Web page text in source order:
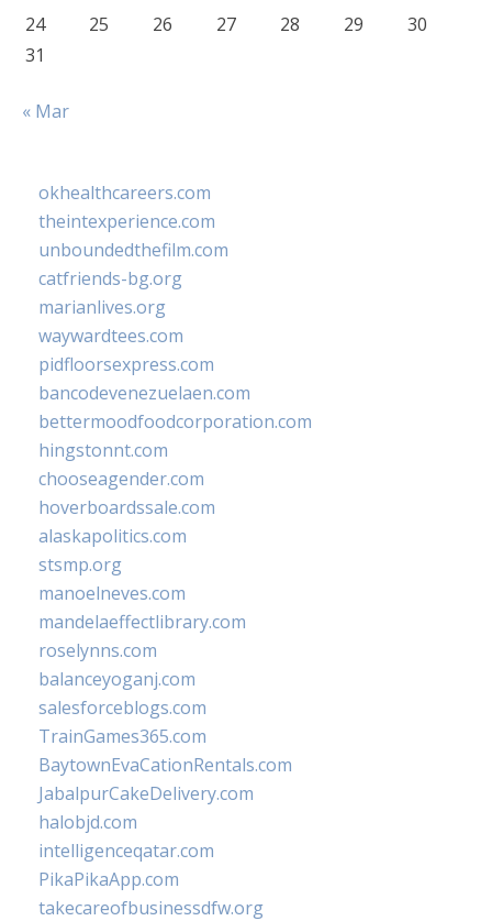
24
25 26 27 28 29
30
31
« Mar
okhealthcareers.com
theintexperience.com
unboundedthefilm.com
catfriends-bg.org
marianlives.org
waywardtees.com
pidfloorsexpress.com
bancodevenezuelaen.com
bettermoodfoodcorporation.com
hingstonnt.com
chooseagender.com
hoverboardssale.com
alaskapolitics.com
stsmp.org
manoelneves.com
mandelaeffectlibrary.com
roselynns.com
balanceyoganj.com
salesforceblogs.com
TrainGames365.com
BaytownEvaCationRentals.com
JabalpurCakeDelivery.com
halobjd.com
intelligenceqatar.com
PikaPikaApp.com
takecareofbusinessdfw.org